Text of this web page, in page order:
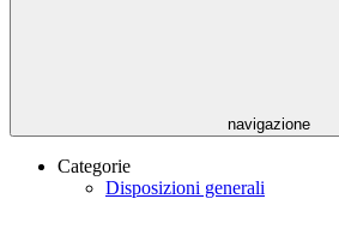
navigazione
Categorie
Disposizioni generali